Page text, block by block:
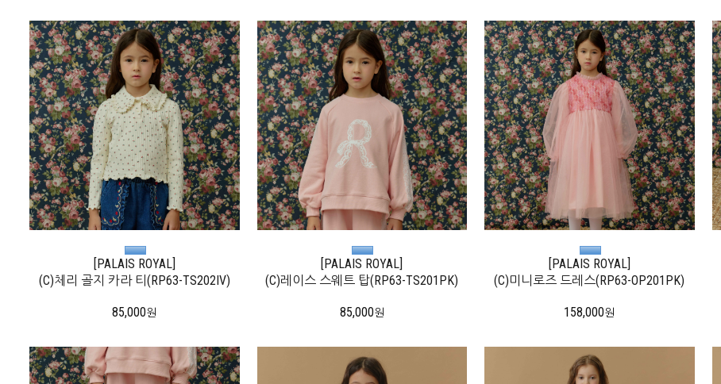
[PALAIS ROYAL]
(C)체리 골지 카라 티(RP63-TS202IV)
85,000원
[PALAIS ROYAL]
(C)레이스 스웨트 탑(RP63-TS201PK)
85,000원
[PALAIS ROYAL]
(C)미니로즈 드레스(RP63-OP201PK)
158,000원